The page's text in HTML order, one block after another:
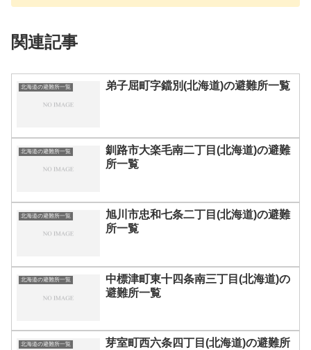
関連記事
北海道の避難所一覧 弟子屈町字鐺別(北海道)の避難所一覧
北海道の避難所一覧
釧路市大楽毛南二丁目(北海道)の避難
所一覧
北海道の避難所一覧
旭川市忠和七条二丁目(北海道)の避難
所一覧
北海道の避難所一覧
中標津町東十四条南三丁目(北海道)の
避難所一覧
北海道の避難所一覧
芽室町西六条四丁目(北海道)の避難所